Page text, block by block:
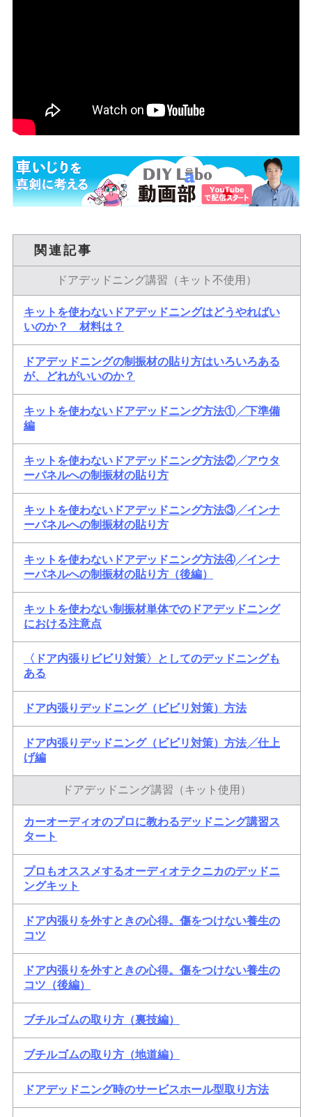
関連記事
ドアデッドニング講習（キット不使用）
キットを使わないドアデッドニングはどうやればい
いのか？ 材料は？
ドアデッドニングの制振材の貼り方はいろいろある
が、どれがいいのか？
キットを使わないドアデッドニング方法①╱下準備
編
キットを使わないドアデッドニング方法②╱アウタ
ーパネルへの制振材の貼り方
キットを使わないドアデッドニング方法③╱インナ
ーパネルへの制振材の貼り方
キットを使わないドアデッドニング方法④╱インナ
ーパネルへの制振材の貼り方（後編）
キットを使わない制振材単体でのドアデッドニング
における注意点
〈ドア内張りビビリ対策〉としてのデッドニングも
ある
ドア内張りデッドニング（ビビリ対策）方法
ドア内張りデッドニング（ビビリ対策）方法╱仕上
げ編
ドアデッドニング講習（キット使用）
カーオーディオのプロに教わるデッドニング講習ス
タート
プロもオススメするオーディオテクニカのデッドニ
ングキット
ドア内張りを外すときの心得。傷をつけない養生の
コツ
ドア内張りを外すときの心得。傷をつけない養生の
コツ（後編）
ブチルゴムの取り方（裏技編）
ブチルゴムの取り方（地道編）
ドアデッドニング時のサービスホール型取り方法